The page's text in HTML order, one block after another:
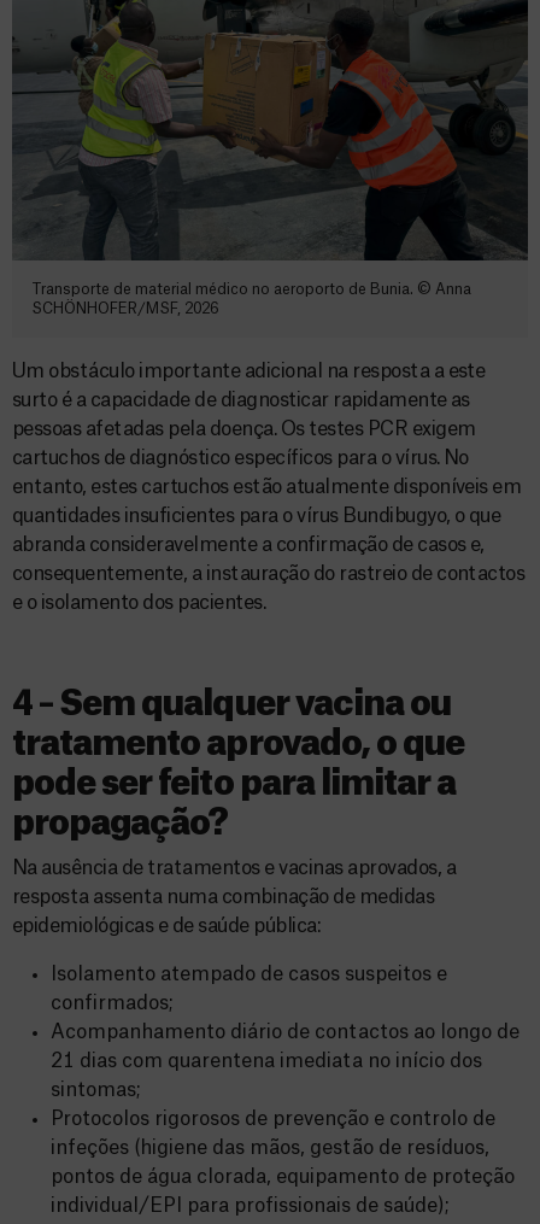
Transporte de material médico no aeroporto de Bunia. © Anna
SCHÖNHOFER/MSF, 2026
Um obstáculo importante adicional na resposta a este
surto é a capacidade de diagnosticar rapidamente as
pessoas afetadas pela doença. Os testes PCR exigem
cartuchos de diagnóstico específicos para o vírus. No
entanto, estes cartuchos estão atualmente disponíveis em
quantidades insuficientes para o vírus Bundibugyo, o que
abranda consideravelmente a confirmação de casos e,
consequentemente, a instauração do rastreio de contactos
e o isolamento dos pacientes.
4 – Sem qualquer vacina ou
tratamento aprovado, o que
pode ser feito para limitar a
propagação?
Na ausência de tratamentos e vacinas aprovados, a
resposta assenta numa combinação de medidas
epidemiológicas e de saúde pública:
Isolamento atempado de casos suspeitos e
confirmados;
Acompanhamento diário de contactos ao longo de
21 dias com quarentena imediata no início dos
sintomas;
Protocolos rigorosos de prevenção e controlo de
infeções (higiene das mãos, gestão de resíduos,
pontos de água clorada, equipamento de proteção
individual/EPI para profissionais de saúde);